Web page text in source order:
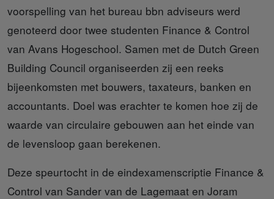
voorspelling van het bureau bbn adviseurs werd
genoteerd door twee studenten Finance & Control
van Avans Hogeschool. Samen met de Dutch Green
Building Council organiseerden zij een reeks
bijeenkomsten met bouwers, taxateurs, banken en
accountants. Doel was erachter te komen hoe zij de
waarde van circulaire gebouwen aan het einde van
de levensloop gaan berekenen.
Deze speurtocht in de eindexamenscriptie Finance &
Control van Sander van de Lagemaat en Joram